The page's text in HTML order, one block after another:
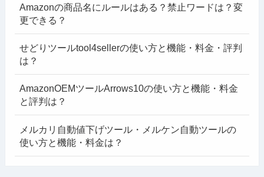
Amazonの商品名にルールはある？禁止ワードは？変
更できる？
せどりツールtool4sellerの使い方と機能・料金・評判
は？
AmazonOEMツールArrows10の使い方と機能・料金
と評判は？
メルカリ自動値下げツール・メルケン自動ツールの
使い方と機能・料金は？